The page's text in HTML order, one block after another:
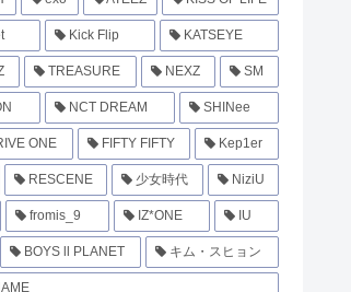
Kick Flip KATSEYE
TREASURE NEXZ SM
NCT DREAM SHINee
ONE FIFTY FIFTY Kep1er
RESCENE 少女時代 NiziU
fromis_9 IZ*ONE IU
BOYS ll PLANET キム・スヒョン